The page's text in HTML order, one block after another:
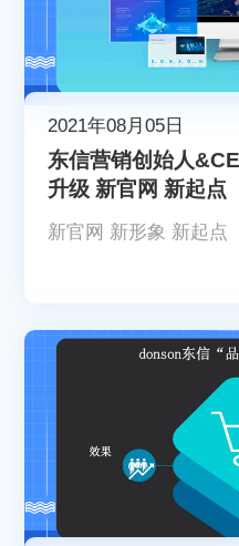
2021年08月05日
东信营销创始人
升级 新官网 新起点
新官网 新形象 新起点